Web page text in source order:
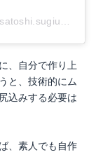
、自分で作り上
と、技術的にム
込みする必要は
、素人でも自作